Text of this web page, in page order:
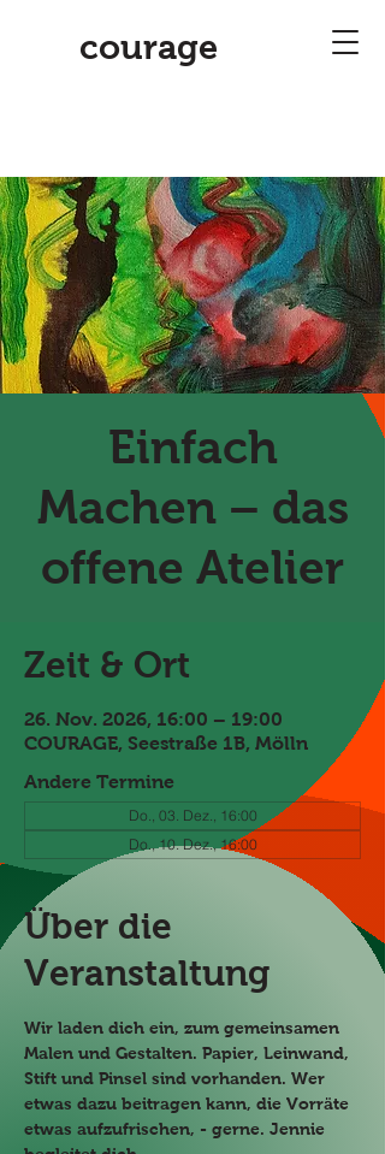
courage
Einfach
Machen – das
offene Atelier
Zeit & Ort
26. Nov. 2026, 16:00 – 19:00
COURAGE, Seestraße 1B, Mölln
Andere Termine
Do., 03. Dez., 16:00
Do., 10. Dez., 16:00
Über die
Veranstaltung
Wir laden dich ein, zum gemeinsamen
Malen und Gestalten. Papier, Leinwand,
Stift und Pinsel sind vorhanden. Wer
etwas dazu beitragen kann, die Vorräte
etwas aufzufrischen, - gerne. Jennie